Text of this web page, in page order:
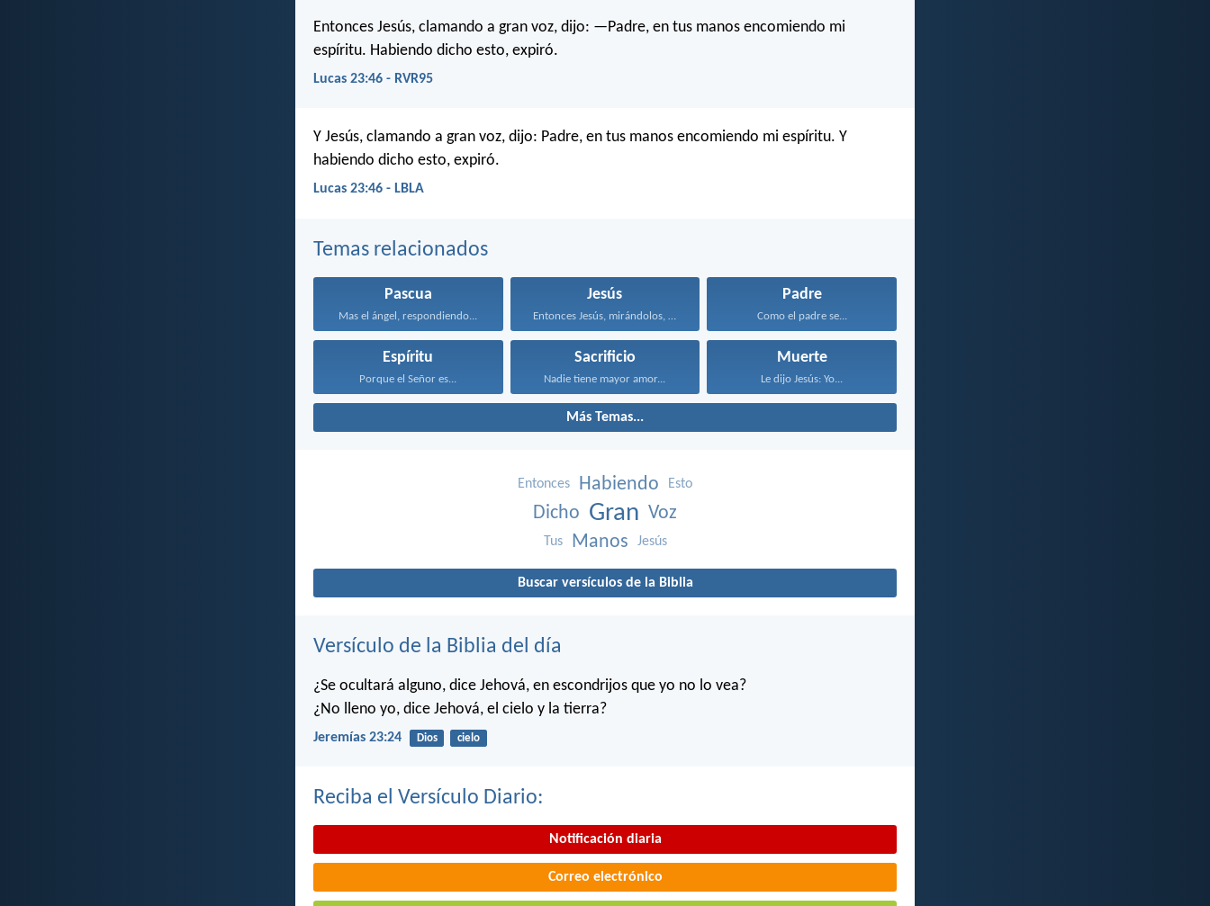
Entonces Jesús, clamando a gran voz, dijo: —Padre, en tus manos encomiendo mi
espíritu. Habiendo dicho esto, expiró.
Lucas 23:46 - RVR95
Y Jesús, clamando a gran voz, dijo: Padre, en tus manos encomiendo mi espíritu. Y
habiendo dicho esto, expiró.
Lucas 23:46 - LBLA
Temas relacionados
Pascua
Mas el ángel, respondiendo...
Jesús
Entonces Jesús, mirándolos, dijo...
Padre
Como el padre se...
Espíritu
Porque el Señor es...
Sacrificio
Nadie tiene mayor amor...
Muerte
Le dijo Jesús: Yo...
Más Temas...
Entonces Habiendo Esto
Dicho Gran Voz
Tus Manos Jesús
Buscar versículos de la Biblia
Versículo de la Biblia del día
¿Se ocultará alguno, dice Jehová, en escondrijos que yo no lo vea?
¿No lleno yo, dice Jehová, el cielo y la tierra?
Jeremías 23:24 Dios cielo
Reciba el Versículo Diario:
Notificación diaria
Correo electrónico